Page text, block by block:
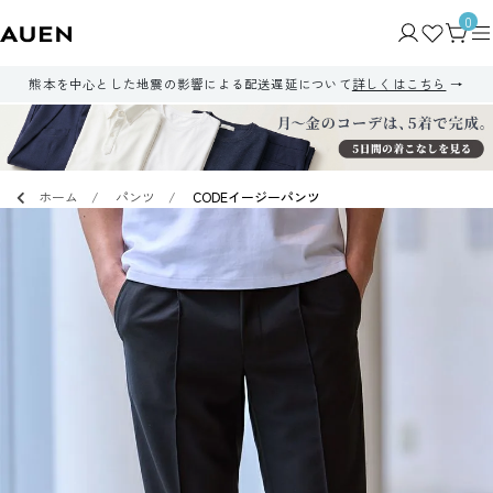
0
熊本を中心とした地震の影響による配送遅延について詳しくはこちら
ホーム パンツ CODEイージーパンツ